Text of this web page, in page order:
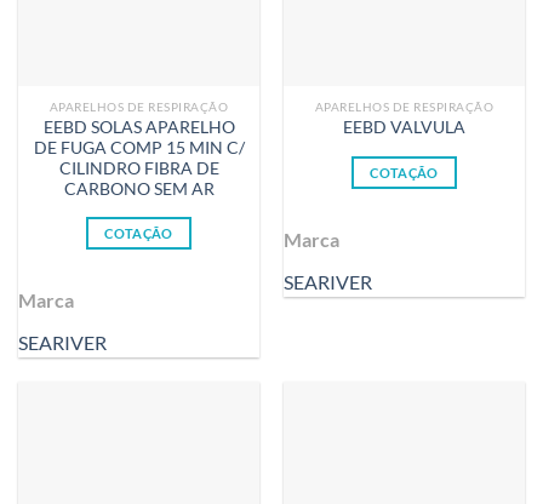
APARELHOS DE RESPIRAÇÃO
EEBD SOLAS APARELHO
DE FUGA COMP 15 MIN C/
CILINDRO FIBRA DE
CARBONO SEM AR
COTAÇÃO
Marca
SEARIVER
APARELHOS DE RESPIRAÇÃO
EEBD VALVULA
COTAÇÃO
Marca
SEARIVER